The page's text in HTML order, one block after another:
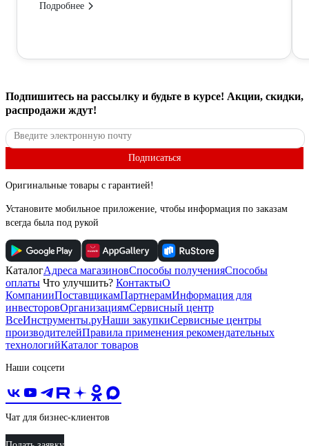
Подробнее
Подпишитесь на рассылку и будьте в курсе! Акции, скидки,
распродажи ждут!
Подписаться
Оригинальные товары с гарантией!
Установите мобильное приложение, чтобы информация по заказам
всегда была под рукой
КаталогАдреса магазиновСпособы полученияСпособы
оплаты Что улучшить? КонтактыО
КомпанииПоставщикамПартнерамИнформация для
инвесторовОрганизациямСервисный центр
ВсеИнструменты.руНаши закупкиСервисные центры
производителейПравила применения рекомендательных
технологийКаталог товаров
Наши соцсети
Чат для бизнес-клиентов